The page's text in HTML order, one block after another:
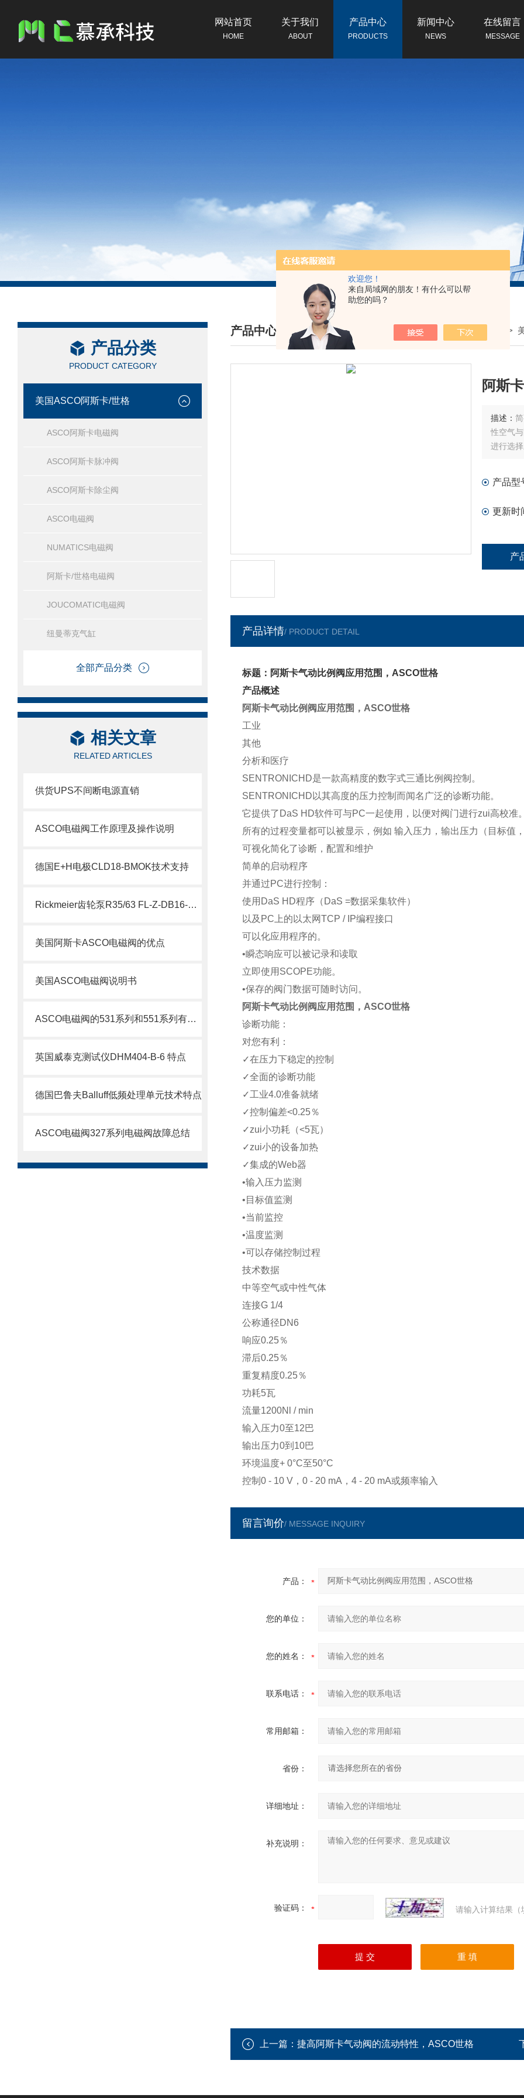
欢迎您！
来自局域网的朋友！有什么可以帮
助您的吗？
网站首页
HOME
关于我们
ABOUT
产品中心
PRODUCTS
新闻中心
NEWS
在线留言
MESSAGE
产品分类
PRODUCT CATEGORY
美国ASCO阿斯卡/世格
ASCO阿斯卡电磁阀
ASCO阿斯卡脉冲阀
ASCO阿斯卡除尘阀
ASCO电磁阀
NUMATICS电磁阀
阿斯卡/世格电磁阀
JOUCOMATIC电磁阀
纽曼蒂克气缸
全部产品分类
相关文章
RELATED ARTICLES
供货UPS不间断电源直销
ASCO电磁阀工作原理及操作说明
德国E+H电极CLD18-BMOK技术支持
Rickmeier齿轮泵R35/63 FL-Z-DB16-W-SAE2-R为石油系统保驾护航
美国阿斯卡ASCO电磁阀的优点
美国ASCO电磁阀说明书
ASCO电磁阀的531系列和551系列有什么差别
英国威泰克测试仪DHM404-B-6 特点
德国巴鲁夫Balluff低频处理单元技术特点
ASCO电磁阀327系列电磁阀故障总结
产品中心
/ PRODUCTS CENTER
我的位置：首页 产品中心 > >
阿斯
描述：
性空气
进行选
产品型
更新时
产
产品详情/ PRODUCT DETAIL
标题：阿斯卡气动比例阀应用范围，ASCO世格
产品概述
阿斯卡气动比例阀应用范围，ASCO世格
工业
其他
分析和医疗
SENTRONICHD是一款高精度的数字式三通比例阀控制。
SENTRONICHD以其高度的压力控制而闻名广泛的诊断功能。
它提供了DaS HD软件可与PC一起使用，以便对阀门进行zui高校准。
所有的过程变量都可以被显示，例如 输入压力，输出压力（目标值
可视化简化了诊断，配置和维护
简单的启动程序
并通过PC进行控制：
使用DaS HD程序（DaS =数据采集软件）
以及PC上的以太网TCP / IP编程接口
可以化应用程序的。
•瞬态响应可以被记录和读取
立即使用SCOPE功能。
•保存的阀门数据可随时访问。
阿斯卡气动比例阀应用范围，ASCO世格
诊断功能：
对您有利：
✓在压力下稳定的控制
✓全面的诊断功能
✓工业4.0准备就绪
✓控制偏差<0.25％
✓zui小功耗（<5瓦）
✓zui小的设备加热
✓集成的Web器
•输入压力监测
•目标值监测
•当前监控
•温度监测
•可以存储控制过程
技术数据
中等空气或中性气体
连接G 1/4
公称通径DN6
响应0.25％
滞后0.25％
重复精度0.25％
功耗5瓦
流量1200Nl / min
输入压力0至12巴
输出压力0到10巴
环境温度+ 0°C至50°C
控制0 - 10 V，0 - 20 mA，4 - 20 mA或频率输入
留言询价/ MESSAGE INQUIRY
产品：
您的单位：
您的姓名：
联系电话：
常用邮箱：
省份：
详细地址：
补充说明：
验证码： 请输入计算结果（
上一篇： 捷高阿斯卡气动阀的流动特性，ASCO世格